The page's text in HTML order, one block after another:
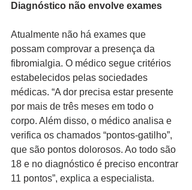
Diagnóstico não envolve exames
Atualmente não há exames que
possam comprovar a presença da
fibromialgia. O médico segue critérios
estabelecidos pelas sociedades
médicas. “A dor precisa estar presente
por mais de três meses em todo o
corpo. Além disso, o médico analisa e
verifica os chamados “pontos-gatilho”,
que são pontos dolorosos. Ao todo são
18 e no diagnóstico é preciso encontrar
11 pontos”, explica a especialista.